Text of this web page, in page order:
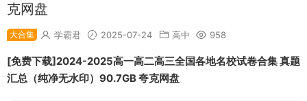
克网盘
大合集 学霸君 2025-07-24 高中 958
[免费下载]2024-2025高一高二高三全国各地名校试卷合集 真题
汇总（纯净无水印）90.7GB 夸克网盘